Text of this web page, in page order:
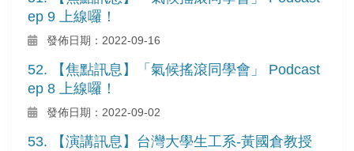
ep 9 上線囉！
發佈日期：2022-09-16
52. 【焦點訊息】「氣候搖滾同學會」 Podcast
ep 8 上線囉！
發佈日期：2022-09-02
53. 【演講訊息】台灣大學生工系-黃國倉教授